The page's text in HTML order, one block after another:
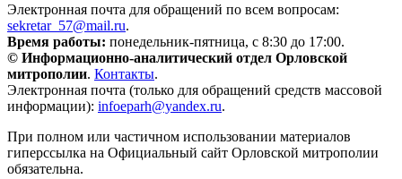
Электронная почта для обращений по всем вопросам:
sekretar_57@mail.ru.
Время работы: понедельник-пятница, с 8:30 до 17:00.
© Информационно-аналитический отдел Орловской
митрополии. Контакты.
Электронная почта (только для обращений средств массовой
информации): infoeparh@yandex.ru.
При полном или частичном использовании материалов
гиперссылка на Официальный сайт Орловской митрополии
обязательна.